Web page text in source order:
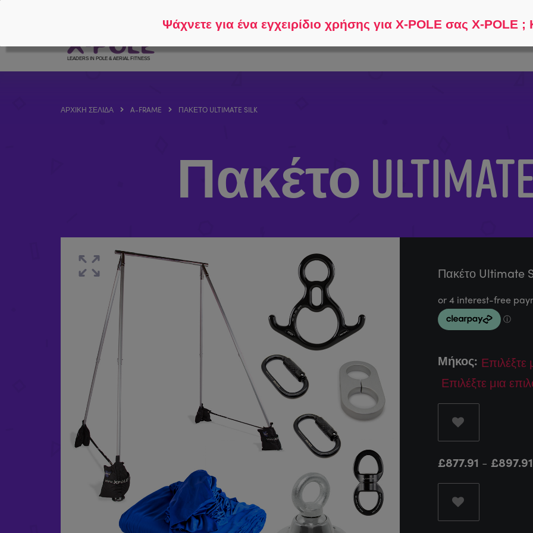
ΑΡΧΙΚΉ ΣΕΛΊΔΑ A-FRAME ΠΑΚΈΤΟ ULTIMATE SILK
Πακέτο
Πακέτο Ultimate
Μήκος:
£877.91 - £897.91
Ψάχνετε για ένα εγχειρίδιο χρήσης για X-POLE σας X-POLE ;